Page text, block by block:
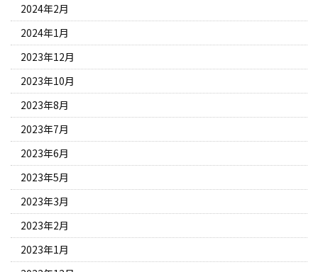
2024年2月
2024年1月
2023年12月
2023年10月
2023年8月
2023年7月
2023年6月
2023年5月
2023年3月
2023年2月
2023年1月